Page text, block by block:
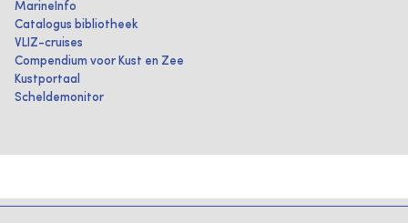
MarineInfo
Catalogus bibliotheek
VLIZ-cruises
Compendium voor Kust en Zee
Kustportaal
Scheldemonitor